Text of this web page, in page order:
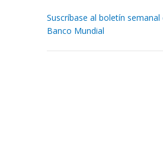
Suscríbase al boletín semanal
Banco Mundial